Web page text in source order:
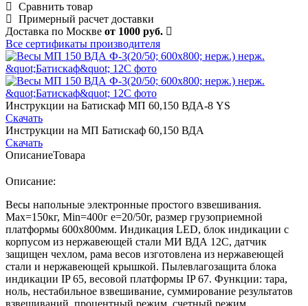
Сравнить товар
Примерный расчет доставки
Доставка по Москве от 1000 руб.
Все сертификаты производителя
Инструкции на Батискаф МП 60,150 ВДА-8 YS
Скачать
Инструкции на МП Батискаф 60,150 ВДА
Скачать
ОписаниеТовара
Описание:
Весы напольные электронные простого взвешивания.
Мах=150кг, Min=400г е=20/50г, размер грузоприемной
платформы 600х800мм. Индикация LED, блок индикации с
корпусом из нержавеющей стали МИ ВДА 12С, датчик
защищен чехлом, рама весов изготовлена из нержавеющей
стали и нержавеющей крышкой. Пылевлагозащита блока
индикации IP 65, весовой платформы IP 67. Функции: тара,
ноль, нестабильное взвешивание, суммирование результатов
взвешиваний, процентный режим, счетный режим,